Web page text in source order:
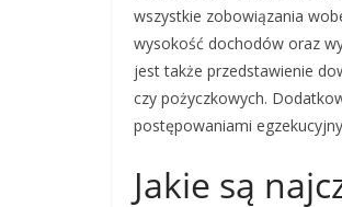
wszystkie zobowiązania
wysokość dochodów oraz
jest także przedstawienie
czy pożyczkowych.
postępowaniami
Jakie są